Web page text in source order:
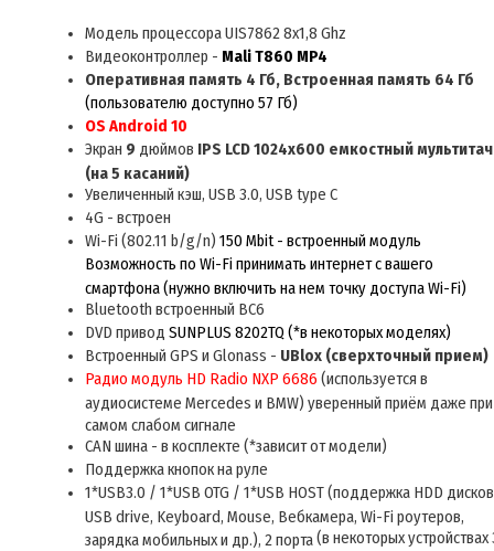
Модель процессора UIS7862 8x1,8 Ghz
Видеоконтроллер - Mali T860 MP4
Оперативная память 4 Гб, Встроенная память 64 Гб
(пользователю доступно 57 Гб)
OS Android 10
Экран 9 дюймов IPS LCD 1024x600 емкостный мультитач
(на 5 касаний)
Увеличенный кэш, USB 3.0, USB type C
4G - встроен
Wi-Fi (802.11 b/g/n) 150 Mbit - встроенный модуль
Возможность по Wi-Fi принимать интернет с вашего
смартфона (нужно включить на нем точку доступа Wi-Fi)
Bluetooth встроенный BC6
DVD привод SUNPLUS 8202TQ (*в некоторых моделях)
Встроенный GPS и Glonass - UBlox (сверхточный прием)
Радио модуль HD Radio NXP 6686 (используется в
аудиосистеме Mercedes и BMW) уверенный приём даже при
самом слабом сигнале
CAN шина - в косплекте (*зависит от модели)
Поддержка кнопок на руле
1*USB3.0 / 1*USB OTG / 1*USB HOST (поддержка HDD
USB drive, Keyboard, Mouse, Вебкамера, Wi-Fi роутеров,
зарядка мобильных и др.), 2 порта (в некоторых устройствах